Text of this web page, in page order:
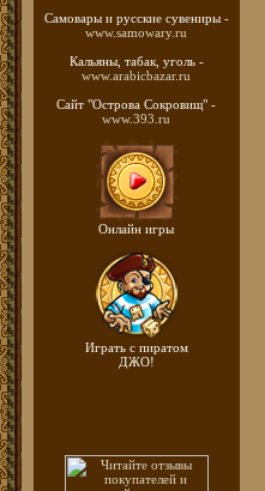
Самовары и русские сувениры -
www.samowary.ru
Кальяны, табак, уголь -
www.arabicbazar.ru
Сайт "Острова Сокровищ" -
www.393.ru
Онлайн игры
Играть с пиратом
ДЖО!